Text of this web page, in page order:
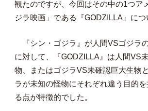
観たのですが、今回はその中の1つア
ジラ映画」である『GODZILLA』につ
『シン・ゴジラ』が人間VSゴジラ
に対して、『GODZILLA』は人間VS
物、またはゴジラVS未確認巨大生物
ラが未知の怪物にそれぞれ違う目的
る点が特徴的でした。